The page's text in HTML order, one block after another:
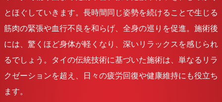
とほぐしていきます。長時間同じ姿勢を続けることで生じる
筋肉の緊張や血行不良を和らげ、全身の巡りを促進。施術後
には、驚くほど身体が軽くなり、深いリラックスを感じられ
るでしょう。タイの伝統技術に基づいた施術は、単なるリラ
クゼーションを超え、日々の疲労回復や健康維持にも役立ち
ます。